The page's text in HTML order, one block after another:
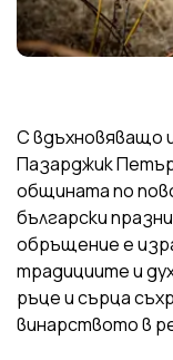
С вдъхновяващо
Пазарджик
общината по
български
обръщение е
традициите и
ръце и сърца
винарството в